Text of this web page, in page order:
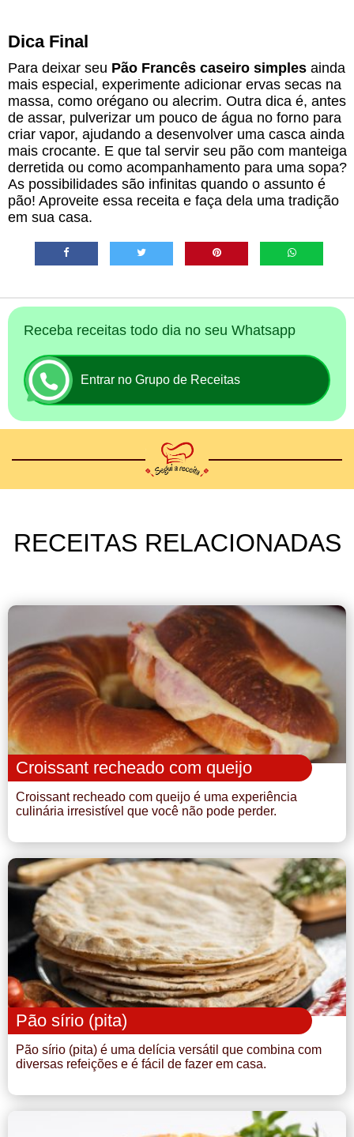
Dica Final
Para deixar seu Pão Francês caseiro simples ainda
mais especial, experimente adicionar ervas secas na
massa, como orégano ou alecrim. Outra dica é, antes
de assar, pulverizar um pouco de água no forno para
criar vapor, ajudando a desenvolver uma casca ainda
mais crocante. E que tal servir seu pão com manteiga
derretida ou como acompanhamento para uma sopa?
As possibilidades são infinitas quando o assunto é
pão! Aproveite essa receita e faça dela uma tradição
em sua casa.
Receba receitas todo dia no seu Whatsapp
Entrar no Grupo de Receitas
RECEITAS RELACIONADAS
Croissant recheado com queijo
Croissant recheado com queijo é uma experiência
culinária irresistível que você não pode perder.
Pão sírio (pita)
Pão sírio (pita) é uma delícia versátil que combina com
diversas refeições e é fácil de fazer em casa.